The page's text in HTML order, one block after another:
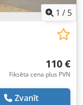
1 / 5
110 €
Fiksēta cena plus PVN
Zvanīt